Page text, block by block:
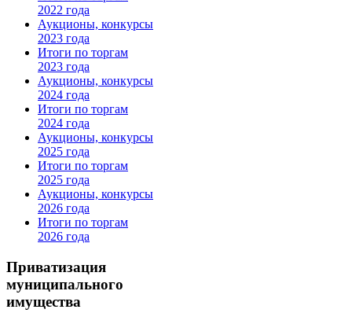
2022 года
Аукционы, конкурсы
2023 года
Итоги по торгам
2023 года
Аукционы, конкурсы
2024 года
Итоги по торгам
2024 года
Аукционы, конкурсы
2025 года
Итоги по торгам
2025 года
Аукционы, конкурсы
2026 года
Итоги по торгам
2026 года
Приватизация
муниципального
имущества